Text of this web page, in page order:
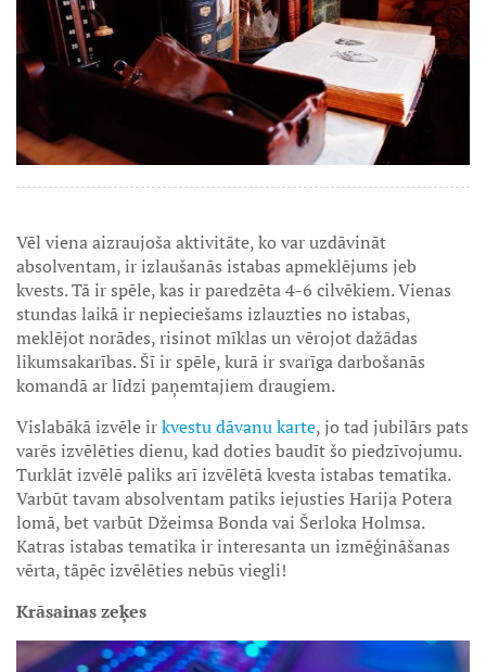
Vēl viena aizraujoša aktivitāte, ko var uzdāvināt
absolventam, ir izlaušanās istabas apmeklējums jeb
kvests. Tā ir spēle, kas ir paredzēta 4-6 cilvēkiem. Vienas
stundas laikā ir nepieciešams izlauzties no istabas,
meklējot norādes, risinot mīklas un vērojot dažādas
likumsakarības. Šī ir spēle, kurā ir svarīga darbošanās
komandā ar līdzi paņemtajiem draugiem.
Vislabākā izvēle irkvestu dāvanu karte, jo tad jubilārs pats
varēs izvēlēties dienu, kad doties baudīt šo piedzīvojumu.
Turklāt izvēlē paliks arī izvēlētā kvesta istabas tematika.
Varbūt tavam absolventam patiks iejusties Harija Potera
lomā, bet varbūt Džeimsa Bonda vai Šerloka Holmsa.
Katras istabas tematika ir interesanta un izmēģināšanas
vērta, tāpēc izvēlēties nebūs viegli!
Krāsainas zeķes